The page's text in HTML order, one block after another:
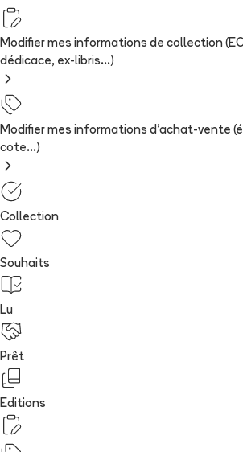
Modifier mes informations de collection
dédicace, ex-libris...)
Modifier mes informations d'achat-vente
cote...)
Collection
Souhaits
Lu
Prêt
Editions